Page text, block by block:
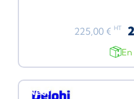
225,00 € HT
Neuf